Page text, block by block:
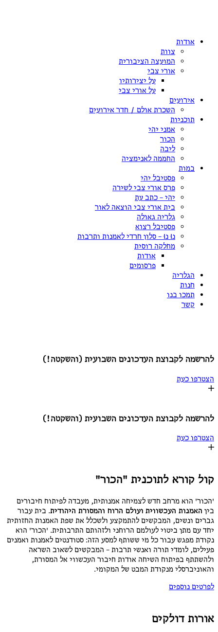
אודות
צוות
המועצה הציבורית
אורי צבי
על יצירותיו
על אורי צבי
אירועים
השכרת אולם / חדר אירועים
תוכניות
אמני יהי
הכור
ליבה
החממה לאנימציה
במות
פסטיבל יהי
פרס אורי צבי לשירה
יהי – כתב עת
בית אורי צבי הוצאה לאור
גלריה גאולה
פסטיבל רצוא
נוּ נוּ – סלון חרדי לאמנות ותרבות
מחלקה רוסית
אודות
פרסומים
הגלריה
חנות
תמכו בנו
קשר
להרשמה לקבוצת העדכונים השבועית (והשקטה!)
הצטרפו כעת
להרשמה לקבוצת העדכונים השבועית (והשקטה!)
הצטרפו כעת
קול קורא לתוכנית "הכור"
'הכור' הוא מרחב חדש לצמיחה אמנותית, מעבדה לפיתוח חיבורים
בין האמנות העכשווית ועולם הרוח והמסורת היהודית. בית עבור
גברים ונשים, המבקשים להתמקצע ולשכלל את שפת האמנות החזותית
יחד עם מתן ביטוי לעולמם הרוחני ולזהותם התרבותית. 'הכור' הוא
נקודת מפגש עבור כל מי ששותף למסע הזה: סטודנטים לאמנות ואמנים
פעילים, לומדי תורה ואנשי תרבות – המבקשים לשאוב השראה
ולהשתתף בפיתוח השיחה אודות חיבור העכשווי אל המסורת,
והאוניברסלי מנקודת המבט של המקומי.
לפרטים נוספים
אורות דולקים